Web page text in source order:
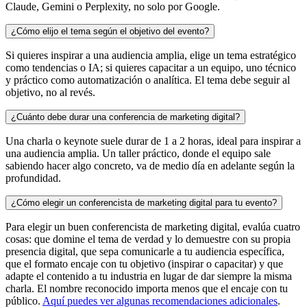
Claude, Gemini o Perplexity, no solo por Google.
¿Cómo elijo el tema según el objetivo del evento?
Si quieres inspirar a una audiencia amplia, elige un tema estratégico
como tendencias o IA; si quieres capacitar a un equipo, uno técnico
y práctico como automatización o analítica. El tema debe seguir al
objetivo, no al revés.
¿Cuánto debe durar una conferencia de marketing digital?
Una charla o keynote suele durar de 1 a 2 horas, ideal para inspirar a
una audiencia amplia. Un taller práctico, donde el equipo sale
sabiendo hacer algo concreto, va de medio día en adelante según la
profundidad.
¿Cómo elegir un conferencista de marketing digital para tu evento?
Para elegir un buen conferencista de marketing digital, evalúa cuatro
cosas: que domine el tema de verdad y lo demuestre con su propia
presencia digital, que sepa comunicarle a tu audiencia específica,
que el formato encaje con tu objetivo (inspirar o capacitar) y que
adapte el contenido a tu industria en lugar de dar siempre la misma
charla. El nombre reconocido importa menos que el encaje con tu
público. Aquí puedes ver algunas recomendaciones adicionales.